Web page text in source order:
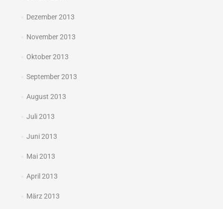
Dezember 2013
November 2013
Oktober 2013
September 2013
August 2013
Juli 2013
Juni 2013
Mai 2013
April 2013
März 2013